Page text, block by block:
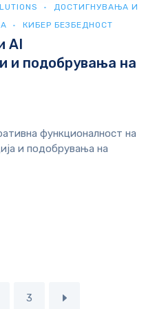
ДОСТИГНУВАЊА И
КИБЕР БЕЗБЕДНОСТ
AI
и подобрувања на
функционалност на
и подобрувања на
3